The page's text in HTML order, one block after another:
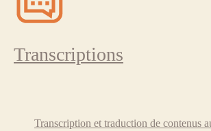
Transcriptions
Transcription et traduction de contenus